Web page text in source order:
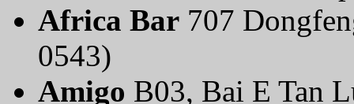
Africa Bar 707
0543)
Amigo B03, Bai E Tan